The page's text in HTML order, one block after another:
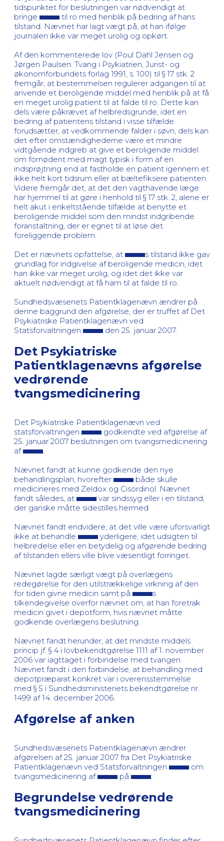
tidspunktet for beslutningen var nødvendigt at
bringe
til ro med henblik på bedring af hans
tilstand. Nævnet har lagt vægt på, at han ifølge
journalen ikke var meget urolig og opkørt.
Af den kommenterede lov (Poul Dahl Jensen og
Jørgen Paulsen: Tvang i Psykiatrien, Jurist- og
økonomforbundets forlag 1991, s. 100) til § 17 stk. 2
fremgår, at bestemmelsen regulerer adgangen til at
anvende et beroligende middel med henblik på at få
en meget urolig patient til at falde til ro. Dette kan
dels være påkrævet af helbredsgrunde, idet en
bedring af patientens tilstand i visse tilfælde
forudsætter, at vedkommende falder i søvn, dels kan
det efter omstændighederne være et mindre
vidtgående indgreb at give et beroligende middel
om fornødent med magt typisk i form af en
indsprøjtning end at fastholde en patient igennem et
ikke helt kort tidsrum eller at bæltefiksere patienten.
Videre fremgår det, at det den vagthavende læge
har hjemmel til at gøre i henhold til § 17 stk. 2, alene er
helt akut i enkeltstående tilfælde at benytte et
beroligende middel som den mindst indgribende
foranstaltning, der er egnet til at løse det
foreliggende problem.
Det er nævnets opfattelse, at
s tilstand ikke gav
grundlag for indgivelse af beroligende medicin, idet
han ikke var meget urolig, og idet det ikke var
aktuelt nødvendigt at få ham til at falde til ro.
Sundhedsvæsenets Patientklagenævn ændrer på
denne baggrund den afgørelse, der er truffet af Det
Psykiatriske Patientklagenævn ved
Statsforvaltningen
den 25. januar 2007.
Det Psykiatriske
Patientklagenævns afgørelse
vedrørende
tvangsmedicinering
Det Psykiatriske Patientklagenævn ved
statsforvaltningen
godkendte ved afgørelse af
25. januar 2007 beslutningen om tvangsmedicinering
af
Nævnet fandt at kunne godkende den nye
behandlingsplan, hvorefter
både skulle
medicineres med Zeldox og Cisordinol. Nævnet
fandt således, at
var sindssyg eller i en tilstand,
der ganske måtte sidestilles hermed
Nævnet fandt endvidere, at det ville være uforsvarligt
ikke at behandle
yderligere, idet udsigten til
helbredelse eller en betydelig og afgørende bedring
af tilstanden ellers ville blive væsentligt forringet.
Nævnet lagde særligt vægt på overlægens
redegørelse for den utilstrækkelige virkning af den
for tiden givne medicin samt på
s
tilkendegivelse overfor nævnet om, at han foretrak
medicin givet i depotform, hvis nævnet måtte
godkende overlægens beslutning.
Nævnet fandt herunder, at det mindste middels
princip jf. § 4 i lovbekendtgørelse 1111 af 1. november
2006 var iagttaget i forbindelse med tvangen.
Nævnet fandt i den forbindelse, at behandling med
depotpræparat konkret var i overensstemmelse
med § 5 i Sundhedsministeriets bekendtgørelse nr.
1499 af 14. december 2006.
Afgørelse af anken
Sundhedsvæsenets Patientklagenævn ændrer
afgørelsen af 25. januar 2007 fra Det Psykiatriske
Patientklagenævn ved Statsforvaltningen
om
tvangsmedicinering af
på
Begrundelse vedrørende
tvangsmedicinering